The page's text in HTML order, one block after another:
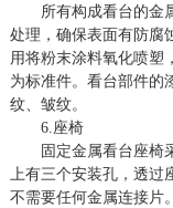
所有构成看台的金
处理，确保表面有防腐
用将粉末涂料氧化喷塑
为标准件。看台部件的
纹、皱纹。
6.座椅
固定金属看台座椅
上有三个安装孔，透过
不需要任何金属连接片。